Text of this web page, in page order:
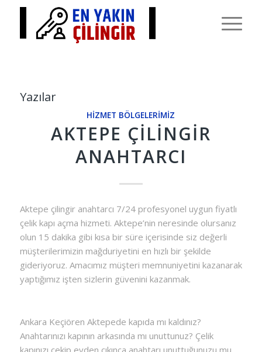
Yazılar
HIZMET BÖLGELERIMIZ
AKTEPE ÇILINGIR
ANAHTARCI
Aktepe çilingir anahtarcı 7/24 profesyonel uygun fiyatlı
çelik kapı açma hizmeti. Aktepe’nin neresinde olursanız
olun 15 dakika gibi kısa bir süre içerisinde siz değerli
müşterilerimizin mağduriyetini en hızlı bir şekilde
gideriyoruz. Amacımız müşteri memnuniyetini kazanarak
yaptığımız işten sizlerin güvenini kazanmak.
Ankara Keçiören Aktepede kapıda mı kaldınız?
Anahtarınızı kapının arkasında mı unuttunuz? Çelik